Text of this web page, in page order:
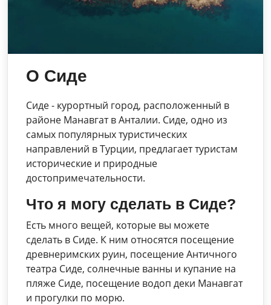
О Сиде
Сиде - курортный город, расположенный в
районе Манавгат в Анталии. Сиде, одно из
самых популярных туристических
направлений в Турции, предлагает туристам
исторические и природные
достопримечательности.
Что я могу сделать в Сиде?
Есть много вещей, которые вы можете
сделать в Сиде. К ним относятся посещение
древнеримских руин, посещение Античного
театра Сиде, солнечные ванны и купание на
пляже Сиде, посещение водоп деки Манавгат
и прогулки по морю.